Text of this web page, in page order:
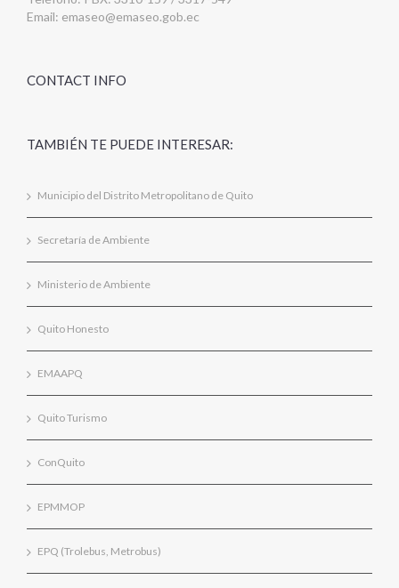
Email: emaseo@emaseo.gob.ec
CONTACT INFO
TAMBIÉN TE PUEDE INTERESAR:
Municipio del Distrito Metropolitano de Quito
Secretaría de Ambiente
Ministerio de Ambiente
Quito Honesto
EMAAPQ
Quito Turismo
ConQuito
EPMMOP
EPQ (Trolebus, Metrobus)